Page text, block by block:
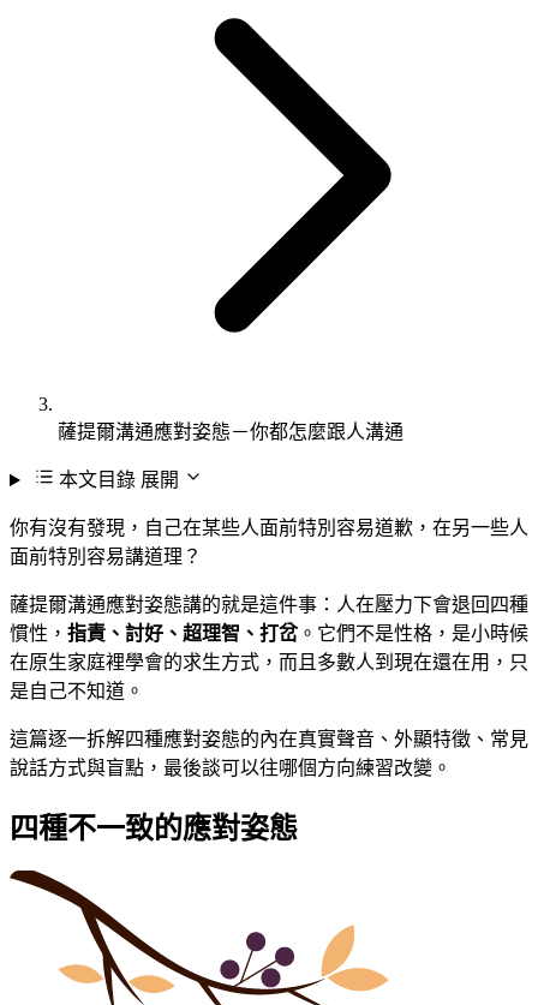
薩提爾溝通應對姿態－你都怎麼跟人溝通
本文目錄 展開
你有沒有發現，自己在某些人面前特別容易道歉，在另一些人
面前特別容易講道理？
薩提爾溝通應對姿態講的就是這件事：人在壓力下會退回四種
慣性， 指責、討好、超理智、打岔。它們不是性格，是小時候
在原生家庭裡學會的求生方式，而且多數人到現在還在用，只
是自己不知道。
這篇逐一拆解四種應對姿態的內在真實聲音、外顯特徵、常見
說話方式與盲點，最後談可以往哪個方向練習改變。
四種不一致的應對姿態